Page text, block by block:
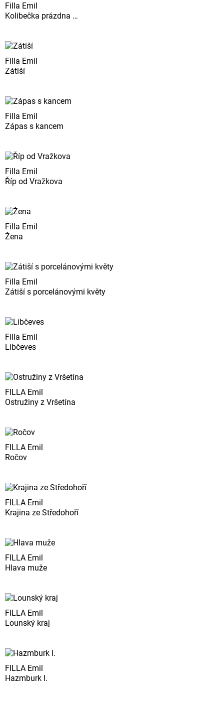
Filla Emil
Kolibečka prázdna …
Filla Emil
Zátiší
Filla Emil
Zápas s kancem
Filla Emil
Říp od Vražkova
Filla Emil
Žena
Filla Emil
Zátiší s porcelánovými květy
Filla Emil
Libčeves
FILLA Emil
Ostružiny z Vršetína
FILLA Emil
Ročov
FILLA Emil
Krajina ze Středohoří
FILLA Emil
Hlava muže
FILLA Emil
Lounský kraj
FILLA Emil
Hazmburk I.